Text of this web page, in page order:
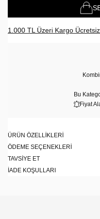
1.000 TL Üzeri Kargo
Bu
Fiyat
ÜRÜN ÖZELLIKLERI
ÖDEME SEÇENEKLERI
TAVSIYE ET
İADE KOŞULLARI